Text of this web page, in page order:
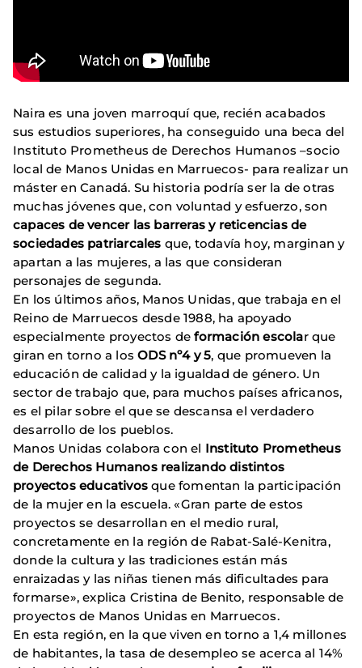
Naira es una joven marroquí que, recién acabados
sus estudios superiores, ha conseguido una beca del
Instituto Prometheus de Derechos Humanos –socio
local de Manos Unidas en Marruecos- para realizar un
máster en Canadá. Su historia podría ser la de otras
muchas jóvenes que, con voluntad y esfuerzo, son
capaces de vencer las barreras y reticencias de
sociedades patriarcales que, todavía hoy, marginan y
apartan a las mujeres, a las que consideran
personajes de segunda.
En los últimos años, Manos Unidas, que trabaja en el
Reino de Marruecos desde 1988, ha apoyado
especialmente proyectos deformación escolar que
giran en torno a los ODS nº4 y 5, que promueven la
educación de calidad y la igualdad de género. Un
sector de trabajo que, para muchos países africanos,
es el pilar sobre el que se descansa el verdadero
desarrollo de los pueblos.
Manos Unidas colabora con el Instituto Prometheus
de Derechos Humanos realizando distintos
proyectos educativos que fomentan la participación
de la mujer en la escuela. «Gran parte de estos
proyectos se desarrollan en el medio rural,
concretamente en la región de Rabat-Salé-Kenitra,
donde la cultura y las tradiciones están más
enraizadas y las niñas tienen más dificultades para
formarse», explica Cristina de Benito, responsable de
proyectos de Manos Unidas en Marruecos.
En esta región, en la que viven en torno a 1,4 millones
de habitantes, la tasa de desempleo se acerca al 14%